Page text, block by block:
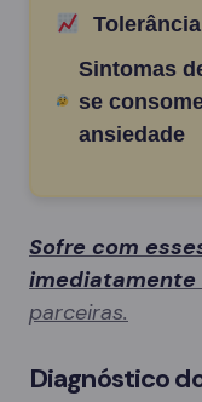
Sintomas
se
ansiedade
Sofre com
imediatamente
parceiras.
Diagnóstico